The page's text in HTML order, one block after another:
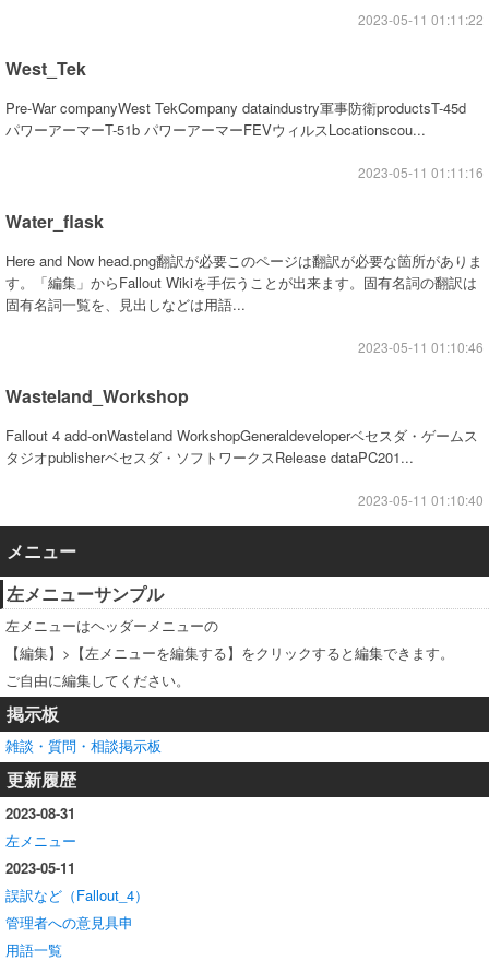
2023-05-11 01:11:22
West_Tek
Pre-War companyWest TekCompany dataindustry軍事防衛productsT-45d
パワーアーマーT-51b パワーアーマーFEVウィルスLocationscou...
2023-05-11 01:11:16
Water_flask
Here and Now head.png翻訳が必要このページは翻訳が必要な箇所がありま
す。「編集」からFallout Wikiを手伝うことが出来ます。固有名詞の翻訳は
固有名詞一覧を、見出しなどは用語...
2023-05-11 01:10:46
Wasteland_Workshop
Fallout 4 add-onWasteland WorkshopGeneraldeveloperベセスダ・ゲームス
タジオpublisherベセスダ・ソフトワークスRelease dataPC201...
2023-05-11 01:10:40
メニュー
左メニューサンプル
左メニューはヘッダーメニューの
【編集】>【左メニューを編集する】をクリックすると編集できます。
ご自由に編集してください。
掲示板
雑談・質問・相談掲示板
更新履歴
2023-08-31
左メニュー
2023-05-11
誤訳など（Fallout_4）
管理者への意見具申
用語一覧